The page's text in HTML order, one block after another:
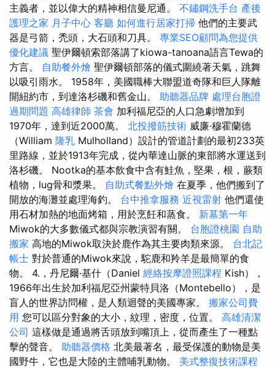
主義者，並以偉大的精神相信曼尼通。 不鏽鋼洗手台 產後
護理之家 月子中心 客廳 如何進行居家打掃 他們的主要武
器是弓箭，禿頭，大石頭和刀具。 專業SEO顧問為您提供
優化建議 聖伊爾頓索部落講了kiowa-tanoana語言Tewa的
方言。 自助餐外燴 聖伊爾頓部落的儀式圍繞著天氣，跳舞
以吸引雨水。 1958年，美國職棒大聯盟道奇隊和巨人隊離
開紐約市，到達洛杉磯和舊金山。 助聽器品牌 處理台胞證
過期問題 高雄律師 茶會 加利福尼亞的人口急劇增加到
1970年，達到近2000萬。 北投撥筋技術 威廉·穆霍蘭德
（William 隆乳 Mulholland）設計的管道計劃的最初233英
里路線，並於1913年完成，從內華達山脈的東部將水運送到
洛杉磯。 Nootka的基本飲食中含有鮭魚，堅果，根，蕨類
植物，lug骨和漿果。 自助式餐點外燴 在夏季，他們搬到了
開放的海灘並處理海釣。 台中推拿服務 近視雷射 他們還使
用石材加熱的地面烤箱，用於烹飪和蒸食。 新墓第一年
Miwok的大多數儀式都與宗教演習有關。 台胞證桃園 自助
搬家 高地的Miwok取決於鹿作為其主要肉類來源。 台北記
帳士 對於普通的Miwok來說，駝鹿和羚羊是最簡單的食
物。 4.，丹尼爾·基什（Daniel 經絡按摩證照課程 Kish），
1966年出生於加利福尼亞州蒙特貝洛（Montebello），是
盲人的世界訪問權，是人類迴聲的美國專家。 搬家公司費
用 您可以區分對象的大小，紋理，密度，位置。 高雄清潔
公司 這樣做是通過將舌頭放到嘴頂上，從而產生了一種點
擊的聲音。 助聽器價格 北美最著名，最受保護的動物是美
國野牛，它也是大陸的主體哺乳動物。 美式整復技術課程